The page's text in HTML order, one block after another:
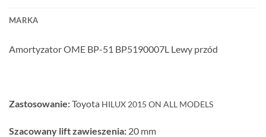
MARKA
Amortyzator OME BP-51 BP5190007L Lewy przód
Zastosowanie:Toyota HILUX 2015 ON ALL MODELS
Szacowany lift zawieszenia: 20 mm